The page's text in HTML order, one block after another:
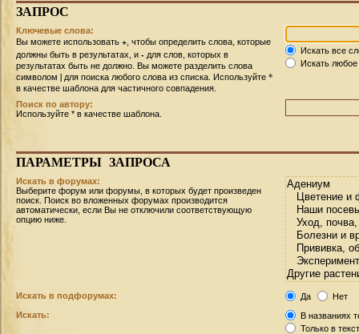
ЗАПРОС
Ключевые слова:
Вы можете использовать + , чтобы определить слова, которые
должны быть в результатах, и - для слов, которых в
результатах быть не должно. Вы можете разделить слова
символом | для поиска любого слова из списка. Используйте *
в качестве шаблона для частичного совпадения.
Искать все
Искать
Поиск по автору:
Используйте * в качестве шаблона.
ПАРАМЕТРЫ ЗАПРОСА
Искать в форумах:
Выберите форум или форумы, в которых будет произведен
поиск. Поиск во вложенных форумах производится
автоматически, если Вы не отключили соответствующую
опцию ниже.
Искать в подфорумах: Да
Нет
Искать:
В названиях
Только в